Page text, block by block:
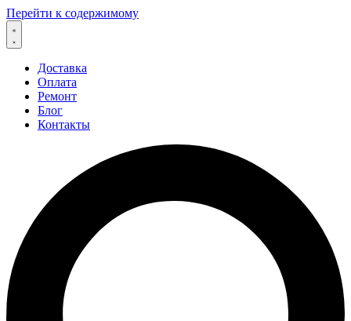
Перейти к содержимому
Доставка
Оплата
Ремонт
Блог
Контакты